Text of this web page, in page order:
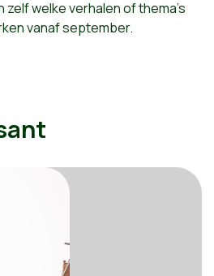
welke verhalen of thema’s
vanaf september.